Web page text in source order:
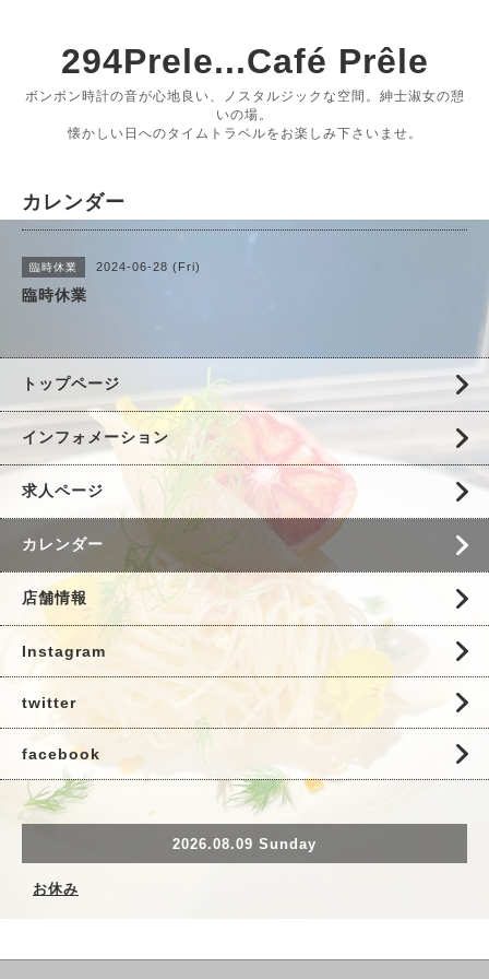
294Prele...Café Prêle
ボンボン時計の音が心地良い、ノスタルジックな空間。紳士淑女の憩
いの場。
懐かしい日へのタイムトラベルをお楽しみ下さいませ。
カレンダー
臨時休業 2024-06-28 (Fri)
臨時休業
トップページ
インフォメーション
求人ページ
カレンダー
店舗情報
Instagram
twitter
facebook
2026.08.09 Sunday
お休み